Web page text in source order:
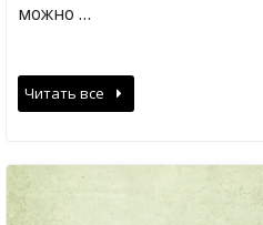
можно …
Читать все